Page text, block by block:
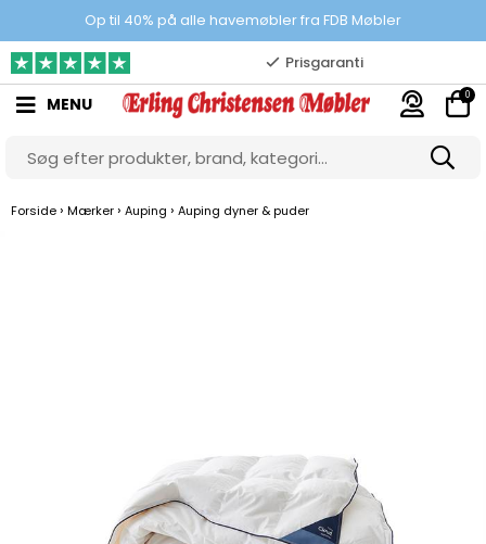
Op til 40% på alle havemøbler fra FDB Møbler
100% danskejet webshop
Prisgaranti
10.000 m2 showroom
Gratis & gode parkeringsforhold
MENU 0
Forside › Mærker › Auping › Auping dyner & puder